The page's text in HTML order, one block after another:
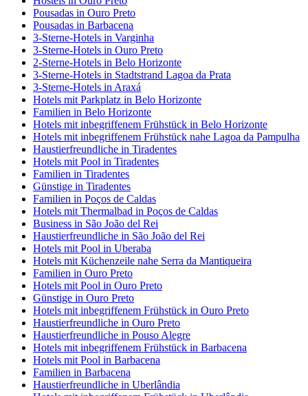
Pousadas in Ouro Preto
Pousadas in Barbacena
3-Sterne-Hotels in Varginha
3-Sterne-Hotels in Ouro Preto
2-Sterne-Hotels in Belo Horizonte
3-Sterne-Hotels in Stadtstrand Lagoa da Prata
3-Sterne-Hotels in Araxá
Hotels mit Parkplatz in Belo Horizonte
Familien in Belo Horizonte
Hotels mit inbegriffenem Frühstück in Belo Horizonte
Hotels mit inbegriffenem Frühstück nahe Lagoa da Pampulha
Haustierfreundliche in Tiradentes
Hotels mit Pool in Tiradentes
Familien in Tiradentes
Günstige in Tiradentes
Familien in Poços de Caldas
Hotels mit Thermalbad in Poços de Caldas
Business in São João del Rei
Haustierfreundliche in São João del Rei
Hotels mit Pool in Uberaba
Hotels mit Küchenzeile nahe Serra da Mantiqueira
Familien in Ouro Preto
Hotels mit Pool in Ouro Preto
Günstige in Ouro Preto
Hotels mit inbegriffenem Frühstück in Ouro Preto
Haustierfreundliche in Ouro Preto
Haustierfreundliche in Pouso Alegre
Hotels mit inbegriffenem Frühstück in Barbacena
Hotels mit Pool in Barbacena
Familien in Barbacena
Haustierfreundliche in Uberlândia